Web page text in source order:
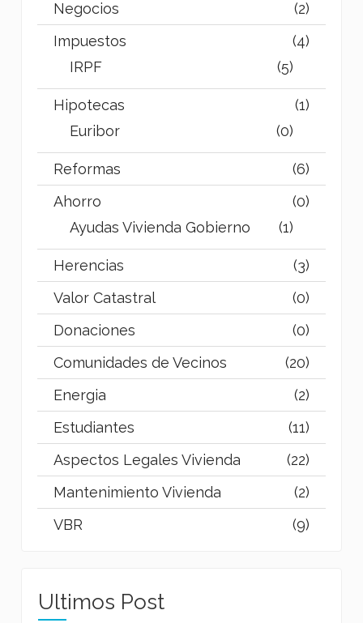
Negocios
(2)
Impuestos
(4)
IRPF
(5)
Hipotecas
(1)
Euribor
(0)
Reformas
(6)
Ahorro
(0)
Ayudas Vivienda Gobierno
(1)
Herencias
(3)
Valor Catastral
(0)
Donaciones
(0)
Comunidades de Vecinos
(20)
Energia
(2)
Estudiantes
(11)
Aspectos Legales Vivienda
(22)
Mantenimiento Vivienda
(2)
VBR
(9)
Ultimos Post